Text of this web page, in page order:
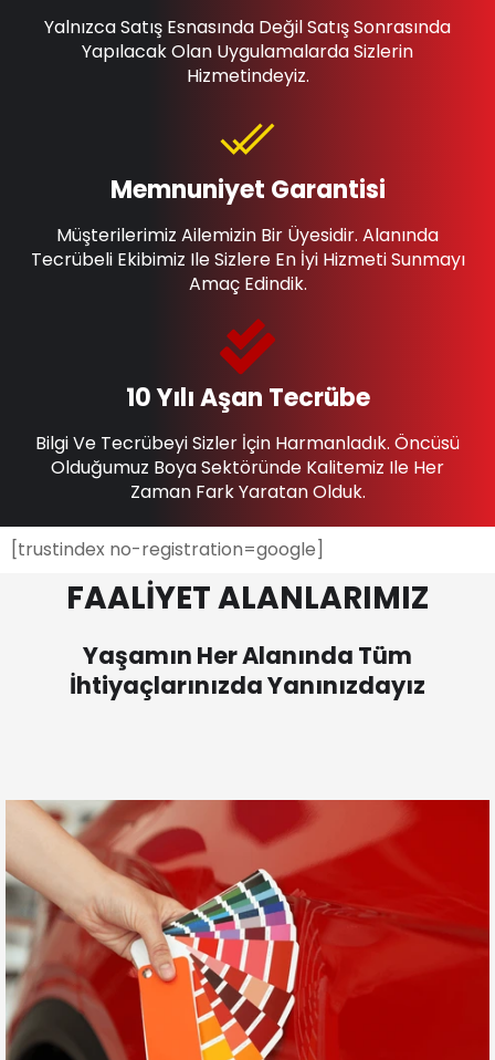
10 Yılı Aşan Tecrübe
Bilgi Ve Tecrübeyi Sizler İçin Harmanladık. Öncüsü
Olduğumuz Boya Sektöründe Kalitemiz Ile Her
Zaman Fark Yaratan Olduk.
Memnuniyet Garantisi
Müşterilerimiz Ailemizin Bir Üyesidir. Alanında
Tecrübeli Ekibimiz Ile Sizlere En İyi Hizmeti Sunmayı
Amaç Edindik.
Yalnızca Satış Esnasında Değil Satış Sonrasında
Yapılacak Olan Uygulamalarda Sizlerin
Hizmetindeyiz.
[trustindex no-registration=google]
FAALİYET ALANLARIMIZ
Yaşamın Her Alanında Tüm
İhtiyaçlarınızda Yanınızdayız